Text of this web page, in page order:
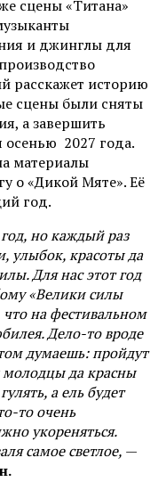
сцены «Титана»
и джинглы для
расскажет историю
сцены были сняты
а завершить
осенью 2027 года.
материалы
о «Дикой Мяте». Её
год.
но каждый раз
улыбок, красоты да
Для нас этот год
«Велики силы
на фестивальном
Дело-то вроде
думаешь: пройдут
молодцы да красны
а ель будет
то очень
укореняться.
самое светлое, —